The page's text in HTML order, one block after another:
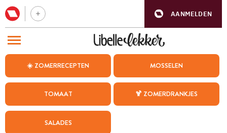
AANMELDEN
☀️ ZOMERRECEPTEN MOSSELEN
TOMAAT 🍹 ZOMERDRANKJES
SALADES
BEZOEK ONZE ANDERE WEBSITES
WEEKMENU
CHAT MET MAIA